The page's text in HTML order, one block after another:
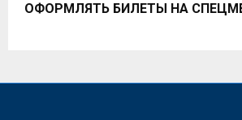
ОФОРМЛЯТЬ БИЛЕТЫ НА